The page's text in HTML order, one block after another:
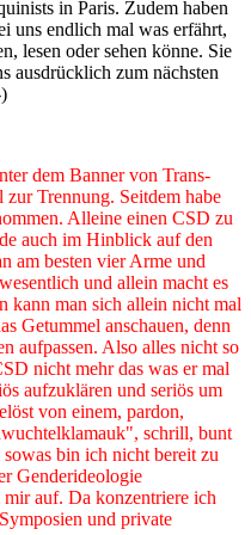
in Paris. Zudem haben
uns endlich mal was erfährt,
lesen oder sehen könne. Sie
ausdrücklich zum nächsten
dem Banner von Trans-
Trennung. Seitdem habe
Alleine einen CSD zu
auch im Hinblick auf den
am besten vier Arme und
und allein macht es
kann man sich allein nicht mal
Getummel anschauen, denn
aufpassen. Also alles nicht so
nicht mehr das was er mal
aufzuklären und seriös um
von einem, pardon,
schrill, bunt
bin ich nicht bereit zu
Genderideologie
auf. Da konzentriere ich
und private